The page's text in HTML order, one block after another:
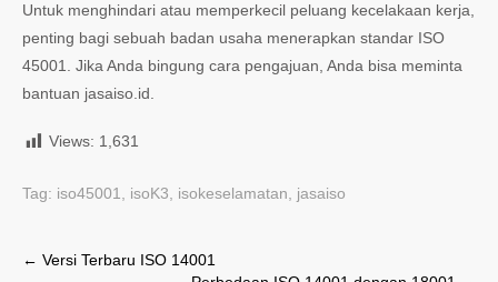
Untuk menghindari atau memperkecil peluang kecelakaan kerja,
penting bagi sebuah badan usaha menerapkan standar ISO
45001. Jika Anda bingung cara pengajuan, Anda bisa meminta
bantuan jasaiso.id.
Views: 1,631
Tag: iso45001 isoK3 isokeselamatan jasaiso
Post
← Versi Terbaru ISO 14001